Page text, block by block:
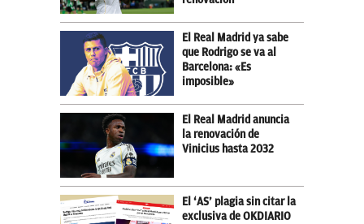
El Real Madrid ya sabe
que Rodrigo se va al
Barcelona: «Es
imposible»
El Real Madrid anuncia
la renovación de
Vinicius hasta 2032
El ‘AS’ plagia sin citar la
exclusiva de OKDIARIO